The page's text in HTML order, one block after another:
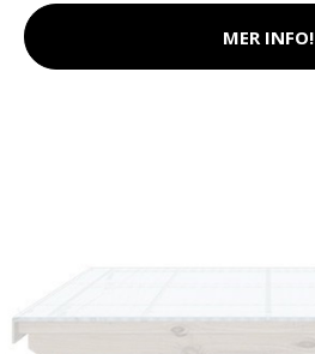
MER INFO!